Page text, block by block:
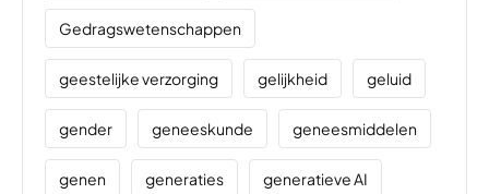
Gedragswetenschappen
geestelijke verzorging gelijkheid geluid
gender geneeskunde geneesmiddelen
genen generaties generatieve AI